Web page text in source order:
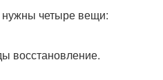
четыре вещи:
восстановление.